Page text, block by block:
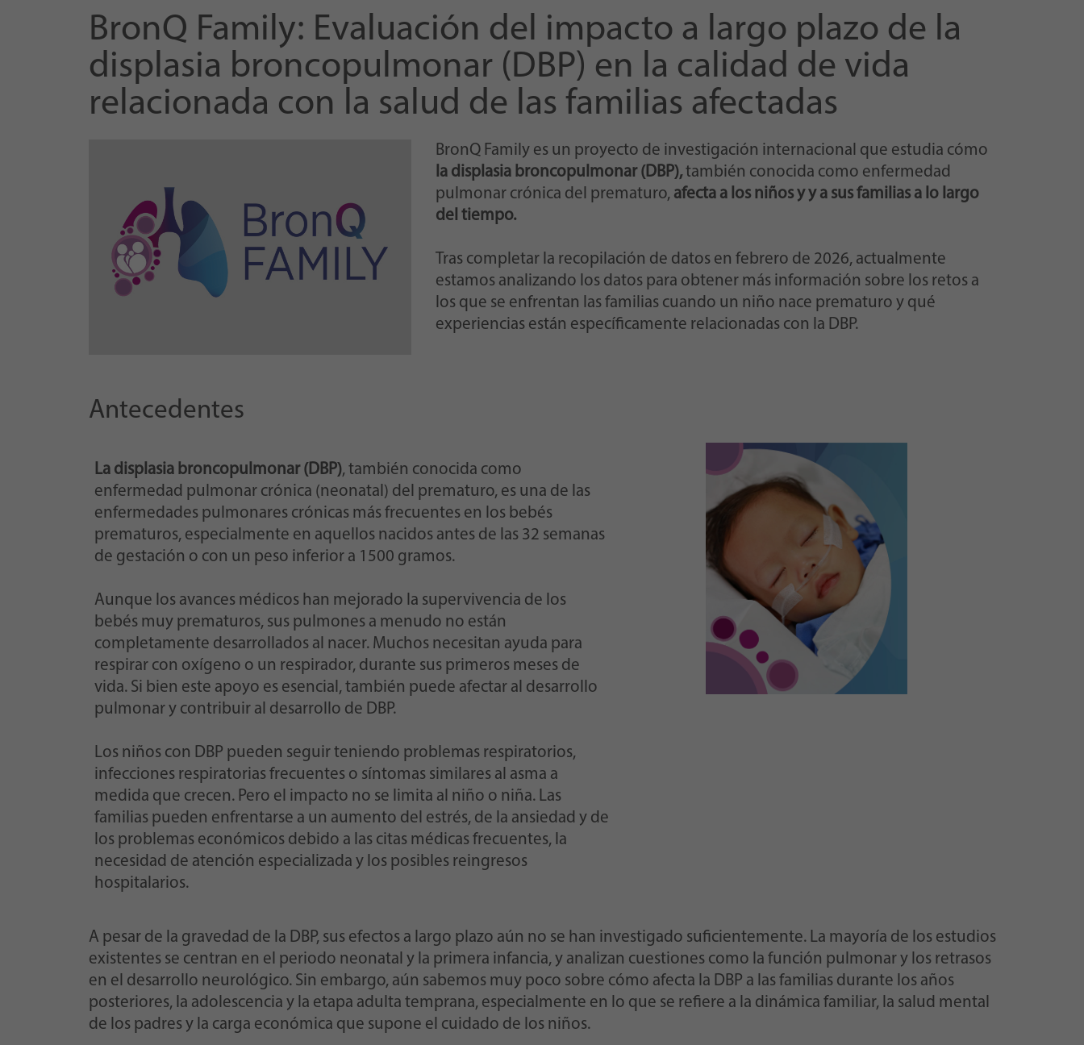
BronQ Family: Evaluación del impacto a largo plazo de la
displasia broncopulmonar (DBP) en la calidad de vida
relacionada con la salud de las familias afectadas
BronQ Family es un proyecto de investigación internacional que estudia cómo
la displasia broncopulmonar (DBP),también conocida como enfermedad
pulmonar crónica del prematuro, afecta a los niños y y a sus familias a lo largo
del tiempo.
Tras completar la recopilación de datos en febrero de 2026, actualmente
estamos analizando los datos para obtener más información sobre los retos a
los que se enfrentan las familias cuando un niño nace prematuro y qué
experiencias están específicamente relacionadas con la DBP.
Antecedentes
La displasia broncopulmonar (DBP), también conocida como
enfermedad pulmonar crónica (neonatal) del prematuro, es una de las
enfermedades pulmonares crónicas más frecuentes en los bebés
prematuros, especialmente en aquellos nacidos antes de las 32 semanas
de gestación o con un peso inferior a 1500 gramos.
Aunque los avances médicos han mejorado la supervivencia de los
bebés muy prematuros, sus pulmones a menudo no están
completamente desarrollados al nacer. Muchos necesitan ayuda para
respirar con oxígeno o un respirador, durante sus primeros meses de
vida. Si bien este apoyo es esencial, también puede afectar al desarrollo
pulmonar y contribuir al desarrollo de DBP.
Los niños con DBP pueden seguir teniendo problemas respiratorios,
infecciones respiratorias frecuentes o síntomas similares al asma a
medida que crecen. Pero el impacto no se limita al niño o niña. Las
familias pueden enfrentarse a un aumento del estrés, de la ansiedad y de
los problemas económicos debido a las citas médicas frecuentes, la
necesidad de atención especializada y los posibles reingresos
hospitalarios.
A pesar de la gravedad de la DBP, sus efectos a largo plazo aún no se han investigado suficientemente. La mayoría de los estudios
existentes se centran en el periodo neonatal y la primera infancia, y analizan cuestiones como la función pulmonar y los retrasos
en el desarrollo neurológico. Sin embargo, aún sabemos muy poco sobre cómo afecta la DBP a las familias durante los años
posteriores, la adolescencia y la etapa adulta temprana, especialmente en lo que se refiere a la dinámica familiar, la salud mental
de los padres y la carga económica que supone el cuidado de los niños.